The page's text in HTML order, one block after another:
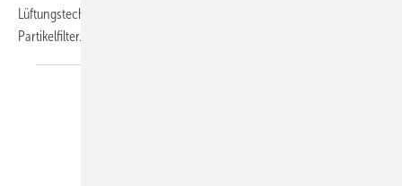
Lüftungstechnik ist erfasst. Die Richtlinie gilt speziell für
Partikelfilter.